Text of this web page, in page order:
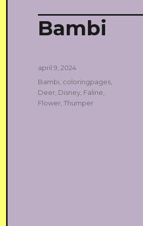
Bambi
Geplaatst
april 9, 2024
Tags
Bambi coloringpages,
Deer, Disney, Faline
Flower, Thumper